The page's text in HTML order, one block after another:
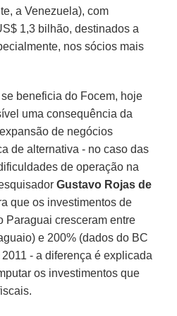
a Venezuela), com
1,3 bilhão, destinados a
nos sócios mais
beneficia do Focem, hoje
uma consequência da
de negócios
de alternativa - no caso das
de operação na
Gustavo Rojas de
que os investimentos de
Paraguai cresceram entre
e 200% (dados do BC
- a diferença é explicada
os investimentos que